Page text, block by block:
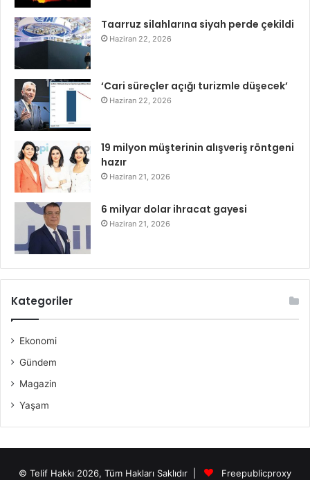
Taarruz silahlarına siyah perde çekildi
Haziran 22, 2026
‘Cari süreçler açığı turizmle düşecek’
Haziran 22, 2026
19 milyon müşterinin alışveriş röntgeni
hazır
Haziran 21, 2026
6 milyar dolar ihracat gayesi
Haziran 21, 2026
Kategoriler
Ekonomi
Gündem
Magazin
Yaşam
© Telif Hakkı 2026, Tüm Hakları Saklıdır | Freepublicproxy